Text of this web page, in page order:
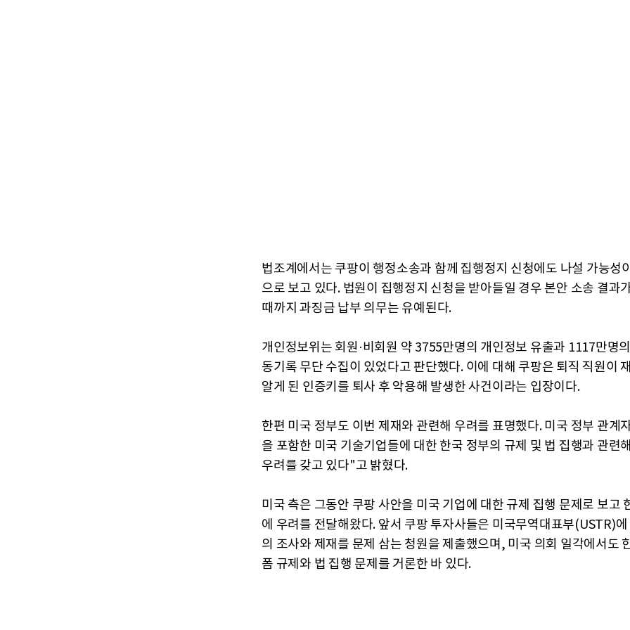
법조계에서는 쿠팡이 행정소송과 함께 집행정지 신청에도 나설 가능성
으로 보고 있다. 법원이 집행정지 신청을 받아들일 경우 본안 소송 결과
때까지 과징금 납부 의무는 유예된다.
개인정보위는 회원·비회원 약 3755만명의 개인정보 유출과 1117만명
동기록 무단 수집이 있었다고 판단했다. 이에 대해 쿠팡은 퇴직 직원이
알게 된 인증키를 퇴사 후 악용해 발생한 사건이라는 입장이다.
한편 미국 정부도 이번 제재와 관련해 우려를 표명했다. 미국 정부 관계
을 포함한 미국 기술기업들에 대한 한국 정부의 규제 및 법 집행과 관련
우려를 갖고 있다"고 밝혔다.
미국 측은 그동안 쿠팡 사안을 미국 기업에 대한 규제 집행 문제로 보고
에 우려를 전달해왔다. 앞서 쿠팡 투자사들은 미국무역대표부(USTR)에
의 조사와 제재를 문제 삼는 청원을 제출했으며, 미국 의회 일각에서도
폼 규제와 법 집행 문제를 거론한 바 있다.